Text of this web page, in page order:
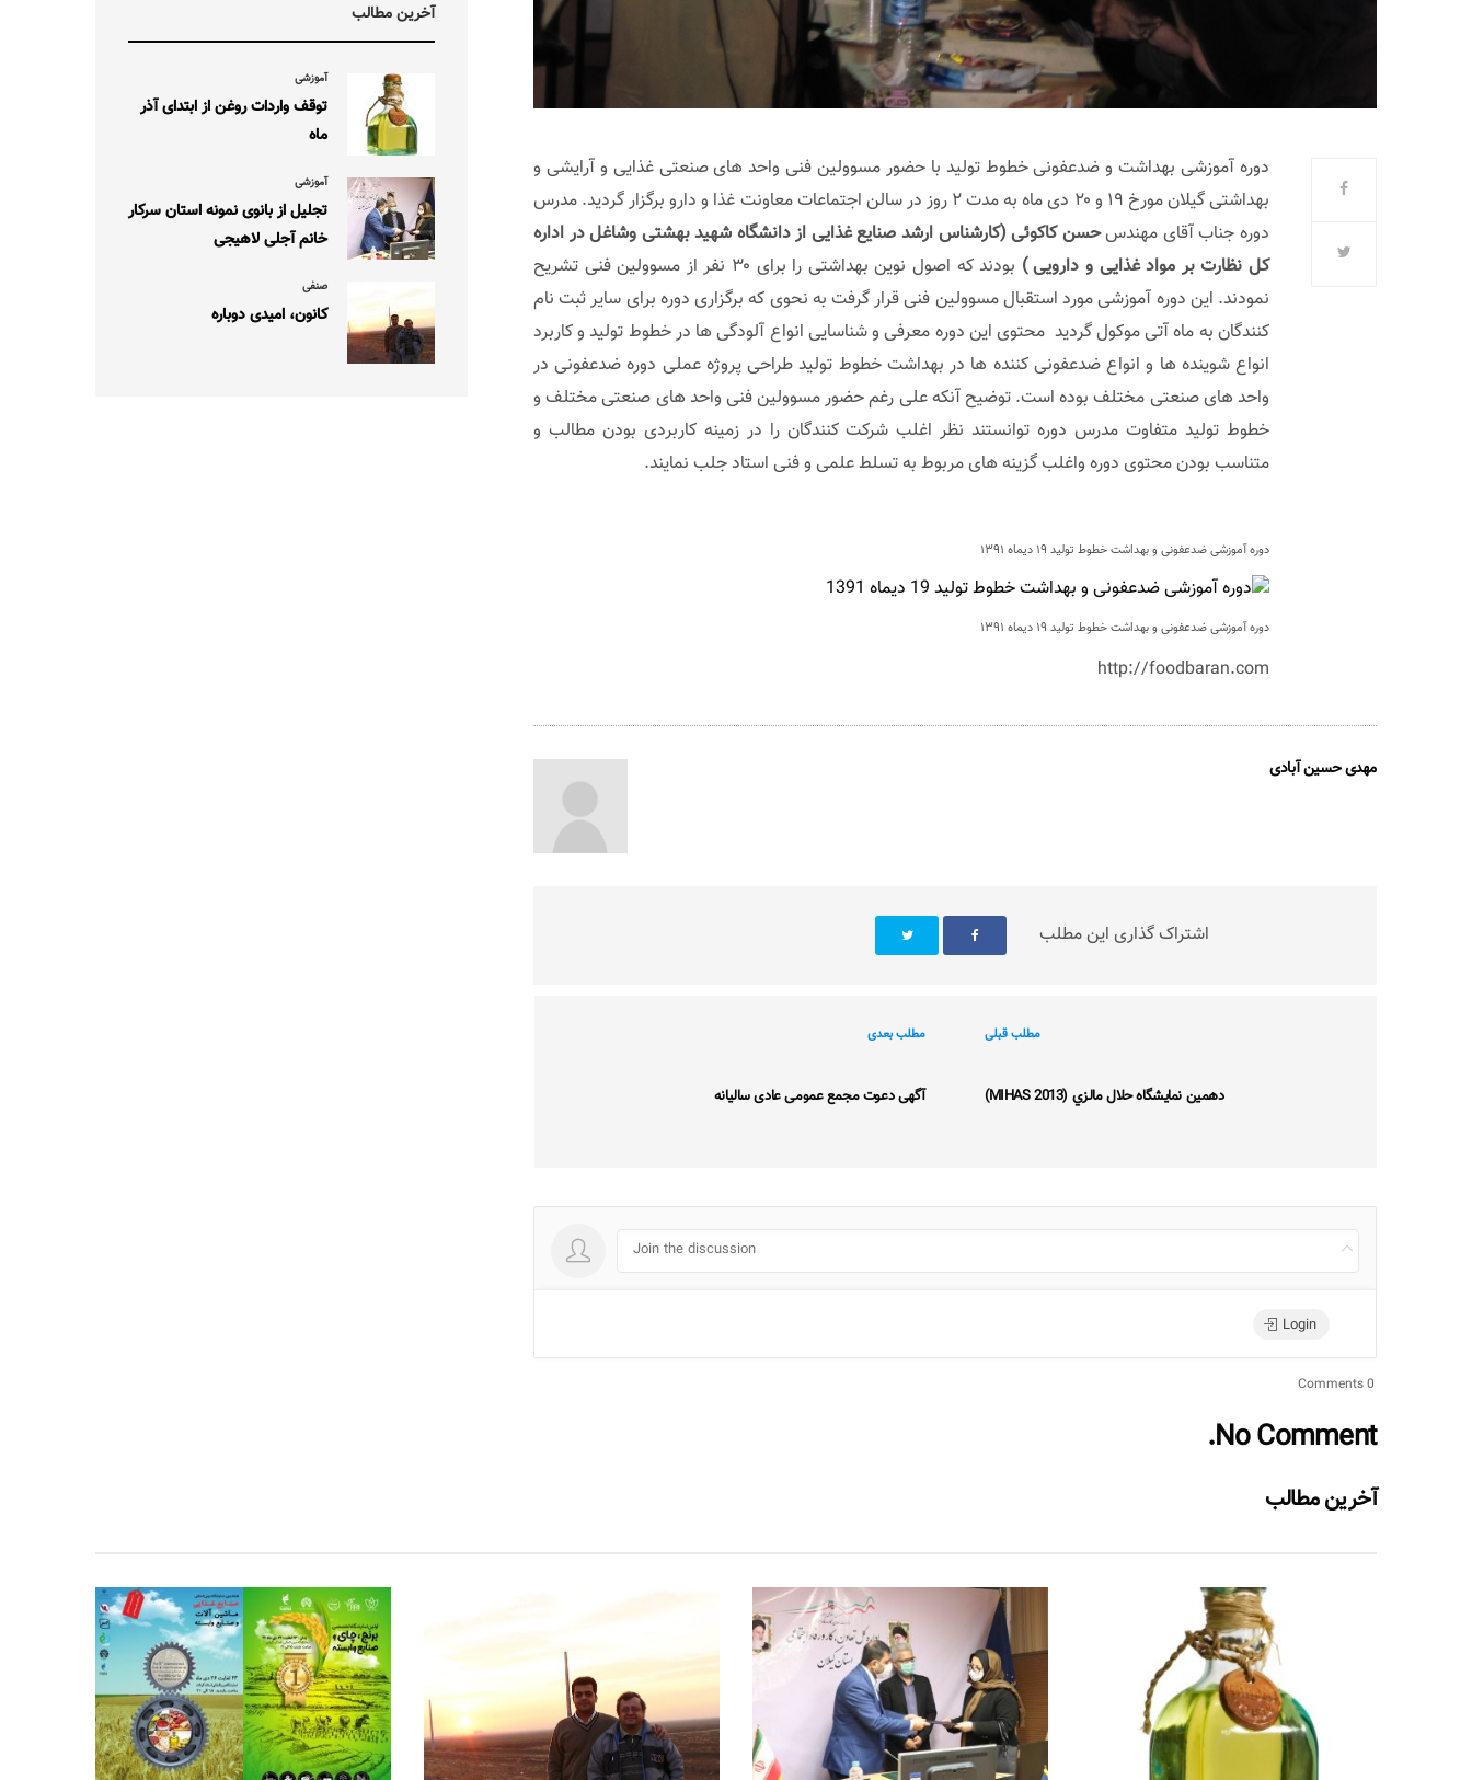
دوره آموزشی بهداشت و ضدعفونی خطوط تولید با حضور مسوولین فنی واحد های صنعتی غذایی و آرایشی و
بهداشتی گیلان مورخ ۱۹ و ۲۰ دی ماه به مدت ۲ روز در سالن اجتماعات معاونت غذا و دارو برگزار گردید. مدرس
دوره جناب آقای مهندسحسن کاکوئی (کارشناس ارشد صنایع غذایی از دانشگاه شهید بهشتی وشاغل در اداره
کل نظارت بر مواد غذایی و دارویی )
بودند که اصول نوین بهداشتی را برای ۳۰ نفر از مسوولین فنی تشریح
نمودند. این دوره آموزشی مورد استقبال مسوولین فنی قرار گرفت به نحوی که برگزاری دوره برای سایر ثبت نام
کنندگان به ماه آتی موکول گردید محتوی این دوره معرفی و شناسایی انواع آلودگی ها در خطوط تولید و کاربرد
انواع شوینده ها و انواع ضدعفونی کننده ها در بهداشت خطوط تولید طراحی پروژه عملی دوره ضدعفونی در
واحد های صنعتی مختلف بوده است. توضیح آنکه علی رغم حضور مسوولین فنی واحد های صنعتی مختلف و
خطوط تولید متفاوت مدرس دوره توانستند نظر اغلب شرکت کنندگان را در زمینه کاربردی بودن مطالب و
متناسب بودن محتوی دوره واغلب گزینه های مربوط به تسلط علمی و فنی استاد جلب نمایند.
دوره آموزشی ضدعفونی و بهداشت خطوط تولید ۱۹ دیماه ۱۳۹۱
دوره آموزشی ضدعفونی و بهداشت خطوط تولید ۱۹ دیماه ۱۳۹۱
http://foodbaran.com
مهدی حسین آبادی
اشتراک گذاری این مطلب
مطلب قبلی
دهمين نمايشگاه حلال مالزي (MIHAS 2013)
مطلب بعدی
آگهی دعوت مجمع عمومی عادی سالیانه
Join the discussion
Login
0 Comments
No Comment.
آخرین مطالب
آموزشی
توقف واردات روغن از ابتدای آذر
ماه
آموزشی
تجلیل از بانوی نمونه استان سرکار
خانم آجلی لاهیجی
صنفی
کانون، امیدی دوباره
آخرین مطالب